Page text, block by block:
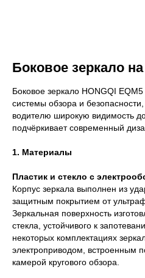
Боковое зеркало
Боковое зеркало HONGQI
системы обзора и
водителю широкую видимость
подчёркивает современный
1. Материалы
Пластик и стекло с
Корпус зеркала выполнен из
защитным покрытием от
Зеркальная поверхность
стекла, устойчивого к
некоторых комплектациях
электроприводом, встроенным
камерой кругового обзора.